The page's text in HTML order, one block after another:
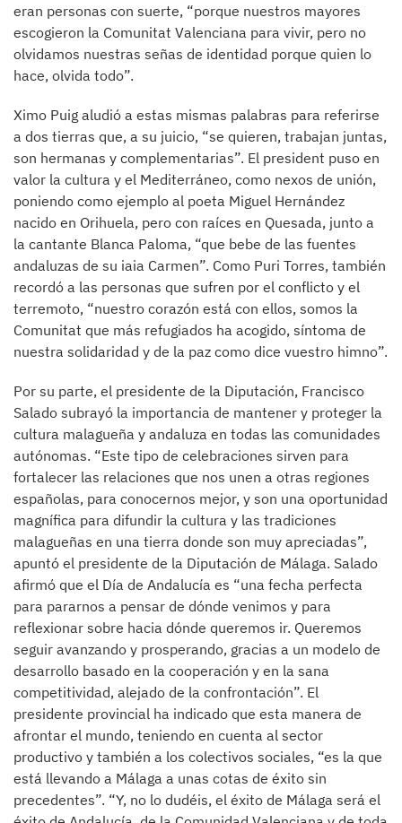
eran personas con suerte, “porque nuestros mayores
escogieron la Comunitat Valenciana para vivir, pero no
olvidamos nuestras señas de identidad porque quien lo
hace, olvida todo”.
Ximo Puig aludió a estas mismas palabras para referirse
a dos tierras que, a su juicio, “se quieren, trabajan juntas,
son hermanas y complementarias”. El president puso en
valor la cultura y el Mediterráneo, como nexos de unión,
poniendo como ejemplo al poeta Miguel Hernández
nacido en Orihuela, pero con raíces en Quesada, junto a
la cantante Blanca Paloma, “que bebe de las fuentes
andaluzas de su iaia Carmen”. Como Puri Torres, también
recordó a las personas que sufren por el conflicto y el
terremoto, “nuestro corazón está con ellos, somos la
Comunitat que más refugiados ha acogido, síntoma de
nuestra solidaridad y de la paz como dice vuestro himno”.
Por su parte, el presidente de la Diputación, Francisco
Salado subrayó la importancia de mantener y proteger la
cultura malagueña y andaluza en todas las comunidades
autónomas. “Este tipo de celebraciones sirven para
fortalecer las relaciones que nos unen a otras regiones
españolas, para conocernos mejor, y son una oportunidad
magnífica para difundir la cultura y las tradiciones
malagueñas en una tierra donde son muy apreciadas”,
apuntó el presidente de la Diputación de Málaga. Salado
afirmó que el Día de Andalucía es “una fecha perfecta
para pararnos a pensar de dónde venimos y para
reflexionar sobre hacia dónde queremos ir. Queremos
seguir avanzando y prosperando, gracias a un modelo de
desarrollo basado en la cooperación y en la sana
competitividad, alejado de la confrontación”. El
presidente provincial ha indicado que esta manera de
afrontar el mundo, teniendo en cuenta al sector
productivo y también a los colectivos sociales, “es la que
está llevando a Málaga a unas cotas de éxito sin
precedentes”. “Y, no lo dudéis, el éxito de Málaga será el